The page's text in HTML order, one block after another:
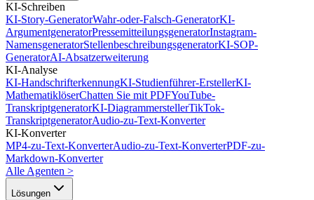
KI-Schreiben
KI-Story-GeneratorWahr-oder-Falsch-GeneratorKI-
ArgumentgeneratorPressemitteilungsgeneratorInstagram-
NamensgeneratorStellenbeschreibungsgeneratorKI-SOP-
GeneratorAI-Absatzerweiterung
KI-Analyse
KI-HandschrifterkennungKI-Studienführer-ErstellerKI-
MathematiklöserChatten Sie mit PDFYouTube-
TranskriptgeneratorKI-DiagrammerstellerTikTok-
TranskriptgeneratorAudio-zu-Text-Konverter
KI-Konverter
MP4-zu-Text-KonverterAudio-zu-Text-KonverterPDF-zu-
Markdown-Konverter
Alle Agenten >
Lösungen